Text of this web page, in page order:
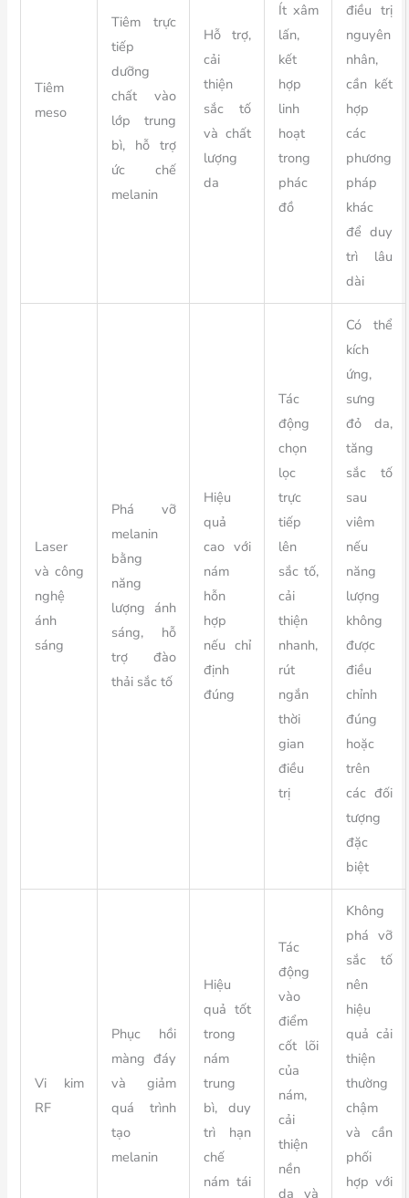
Tiêm
meso
Tiêm trực
tiếp
dưỡng
chất vào
lớp trung
bì, hỗ trợ
ức chế
melanin
Hỗ trợ,
cải
thiện
sắc tố
và chất
lượng
da
Ít xâm
lấn,
kết
hợp
linh
hoạt
trong
phác
đồ
điều trị
nguyên
nhân,
cần kết
hợp
các
phương
pháp
khác
để duy
trì lâu
dài
Laser
và công
nghệ
ánh
sáng
Phá vỡ
melanin
bằng
năng
lượng ánh
sáng, hỗ
trợ đào
thải sắc tố
Hiệu
quả
cao với
nám
hỗn
hợp
nếu chỉ
định
đúng
Tác
động
chọn
lọc
trực
tiếp
lên
sắc tố,
cải
thiện
nhanh,
rút
ngắn
thời
gian
điều
trị
Có thể
kích
ứng,
sưng
đỏ da,
tăng
sắc tố
sau
viêm
nếu
năng
lượng
không
được
điều
chỉnh
đúng
hoặc
trên
các đối
tượng
đặc
biệt
Vi kim
RF
Phục hồi
màng đáy
và giảm
quá trình
tạo
melanin
Hiệu
quả tốt
trong
nám
trung
bì, duy
trì hạn
chế
nám tái
Tác
động
vào
điểm
cốt lõi
của
nám,
cải
thiện
nền
da và
Không
phá vỡ
sắc tố
nên
hiệu
quả cải
thiện
thường
chậm
và cần
phối
hợp với